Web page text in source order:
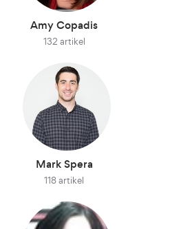
Amy Copadis
132 artikel
Mark Spera
118 artikel